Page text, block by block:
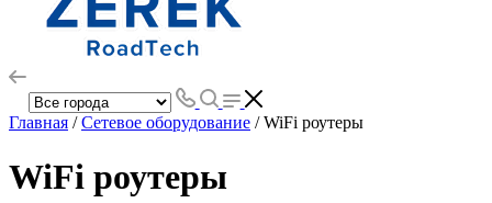
Главная /Сетевое оборудование / WiFi роутеры
WiFi роутеры